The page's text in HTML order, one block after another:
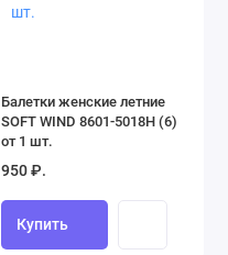
Балетки женские летние
SOFT WIND 8601-5018H (6)
от 1 шт.
950 ₽.
Купить